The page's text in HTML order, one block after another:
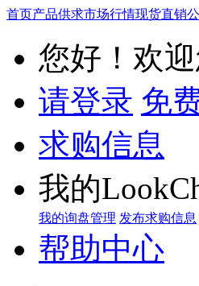
首页产品供求市场行情现货直销
您好！欢
请登录 免
求购信息
我的
我的询盘管理 发布求购信息
帮助中心